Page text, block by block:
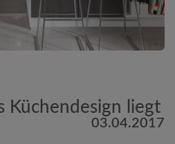
Küchendesign liegt
03.04.2017